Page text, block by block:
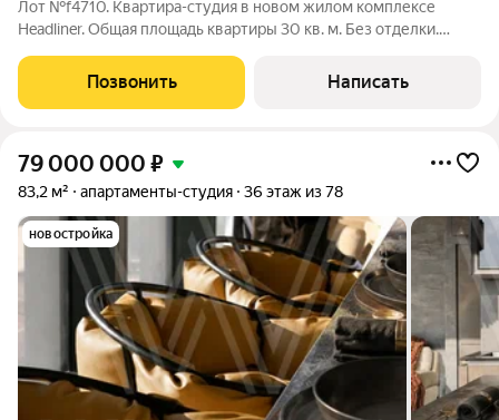
Лот №f4710. Квартира-студия в новом жилом комплексе
Headliner. Общая площадь квартиры 30 кв. м. Без отделки.
у. Квартира расположена в 6 корпусе (3 очередь
строительства). Участник
Позвонить Написать
79 000 000 ₽
83,2 м² апартаменты-студия 36 этаж из 78
новостройка